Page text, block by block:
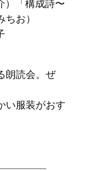
）「構成詩〜
お）
朗読会。ぜ
い服装がおす